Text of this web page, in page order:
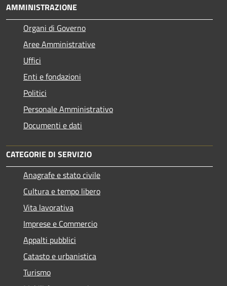
AMMINISTRAZIONE
Organi di Governo
Aree Amministrative
Uffici
Enti e fondazioni
Politici
Personale Amministrativo
Documenti e dati
CATEGORIE DI SERVIZIO
Anagrafe e stato civile
Cultura e tempo libero
Vita lavorativa
Imprese e Commercio
Appalti pubblici
Catasto e urbanistica
Turismo